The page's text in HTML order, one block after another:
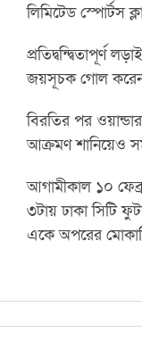
লিমিটেড স্পোর্টস
প্রতিদ্বন্দ্বিতাপূর্ণ
জয়সূচক গোল
বিরতির পর
আক্রমণ শানিয়েও
আগামীকাল ১০
৩টায় ঢাকা সিটি
একে অপরের